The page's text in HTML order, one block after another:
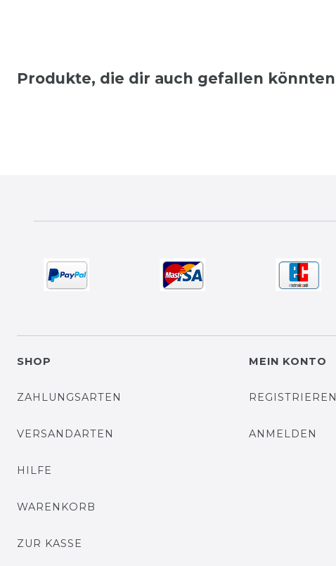
Produkte, die dir auch gefallen könnten
SHOP
ZAHLUNGSARTEN
VERSANDARTEN
HILFE
WARENKORB
ZUR KASSE
MEIN KONTO
REGISTRIEREN
ANMELDEN